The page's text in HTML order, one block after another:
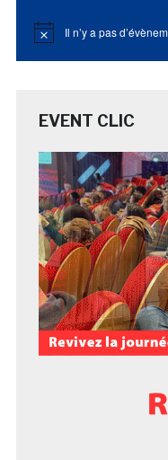
Notice Il n’y a pas
EVENT CLIC